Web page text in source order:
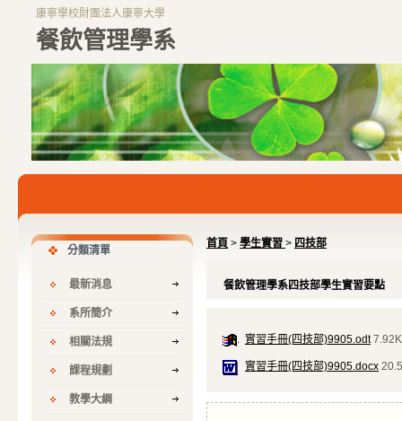
餐飲管理學系
康寧學校財團法人康寧大學
分類清單
最新消息
系所簡介
相關法規
課程規劃
教學大綱
首頁 > 學生實習 > 四技部
餐飲管理學系四技部學生實習要點
實習手冊(四技部)9905.odt
實習手冊(四技部)9905.docx